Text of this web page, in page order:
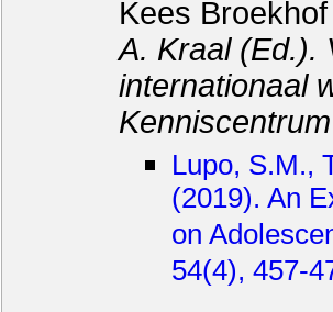
Kees Broekhof
A. Kraal (Ed.).
internationaal
Lupo, S.M.,
(2019). An
on
54(4), 457-